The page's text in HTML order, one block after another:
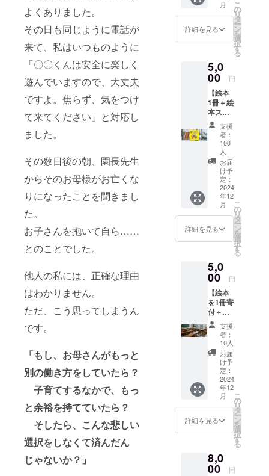
よくありました。
その日も同じように電話が
来て、私はいつものように
「〇〇くんは安全に楽しく
遊んでいますので、大丈夫
ですよ。焦らず、気をつけ
て来てください」と対応し
ました。
その数日後の朝、園長先生
からそのお母様がお亡くな
りになったことを聞きまし
た。
お子さんを抱いて自ら……
とのことでした。
他人の私には、正確な理由
はわかりません。
ただ、こう思ってしまうん
です。
「もし、お母さんがもっと
別の働き方をしていたら？
子育てするなかで、もっ
と余裕を持てていたら？
そしたら、 こんな悲しい
選択をしなくて済んだん
じゃないか？」
（クロスメ
ディア・パ
修。２児の
シール
を1枚郵
送しま
す。 ●
デザイ
ン：制
作中で
す。 ●
ステッ
カーの
サイ
ズ：
4cm×4
cmの正
円
月
詳細を見る
こ
の
リ
タ
ー
ン
を
選
択
す
る
5,0
00 円
【絵本
1冊＋絵
本ス
テッ
カー 1
枚】 絵
本1冊と
絵本ス
テッ
カー
シール1
枚を郵
送しま
す。 ●
ステッ
作中で
す。 ●
カーの
サイ
ズ：
4cm×4
cmの正
支援
者：
100
人
お届
け予
定：
2024
年12
月
詳細を見る
こ
の
リ
タ
ー
ン
を
選
択
す
る
5,0
00 円
【絵本
を1冊寄
付＋お
礼の
メッ
セー
ジ】 絵
本を1
冊、子
ども関
連施設
に寄付
しま
す。支
援者様
メッ
セージ
支援
者：
10人
お届
け予
定：
2024
年12
月
詳細を見る
こ
の
リ
タ
ー
ン
を
選
択
す
る
8,0
00 円